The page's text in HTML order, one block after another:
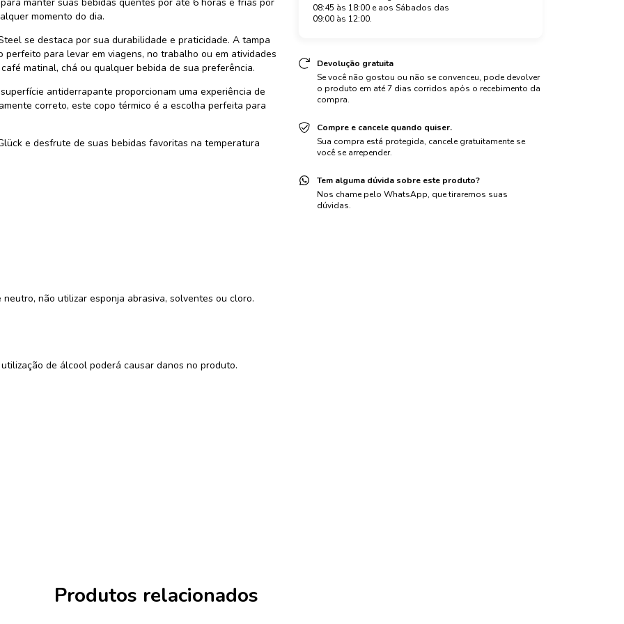
momento do dia.
se destaca por sua durabilidade e praticidade. A tampa
para levar em viagens, no trabalho ou em atividades
matinal, chá ou qualquer bebida de sua preferência.
antiderrapante proporcionam uma experiência de
correto, este copo térmico é a escolha perfeita para
e desfrute de suas bebidas favoritas na temperatura
não utilizar esponja abrasiva, solventes ou cloro.
de álcool poderá causar danos no produto.
08:45 às 18:00 e aos Sábados das
09:00 às 12:00.
Devolução gratuita
Se você não gostou ou não se convenceu, pode devolver
o produto em até 7 dias corridos após o recebimento da
compra.
Compre e cancele quando quiser.
Sua compra está protegida, cancele gratuitamente se
você se arrepender.
Tem alguma dúvida sobre este produto?
Nos chame pelo WhatsApp, que tiraremos suas
dúvidas.
Produtos relacionados